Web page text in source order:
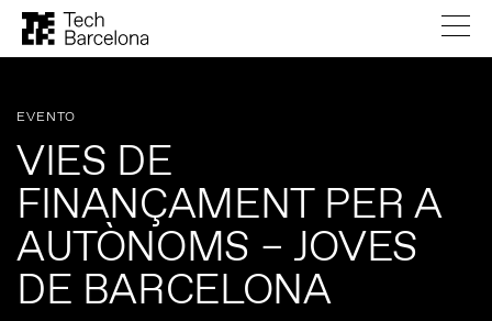
EVENTO
VIES DE
FINANÇAMENT PER A
AUTÒNOMS – JOVES
DE BARCELONA